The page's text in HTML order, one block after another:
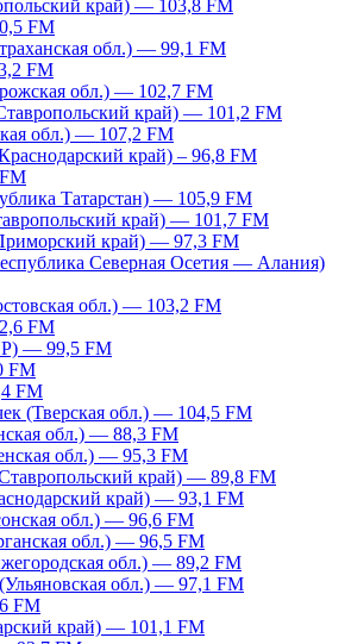
край) — 103,8 FM
FM
обл.) — 99,1 FM
FM
обл.) — 102,7 FM
край) — 101,2 FM
обл.) — 107,2 FM
край) – 96,8 FM
Татарстан) — 105,9 FM
край) — 101,7 FM
край) — 97,3 FM
Северная Осетия — Алания)
обл.) — 103,2 FM
FM
— 99,5 FM
FM
FM
(Тверская обл.) — 104,5 FM
обл.) — 88,3 FM
обл.) — 95,3 FM
край) — 89,8 FM
край) — 93,1 FM
обл.) — 96,6 FM
обл.) — 96,5 FM
обл.) — 89,2 FM
обл.) — 97,1 FM
FM
край) — 101,1 FM